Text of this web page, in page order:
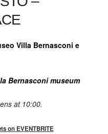
Villa Bernasconi e
Bernasconi museum
at 10:00.
on EVENTBRITE